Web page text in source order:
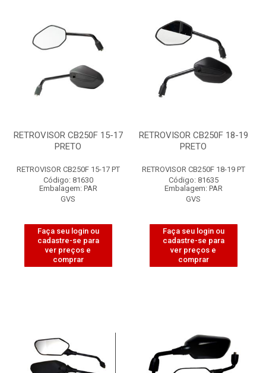
RETROVISOR CB250F 15-17
PRETO
RETROVISOR CB250F 15-17 PT
Código: 81630
Embalagem: PAR
GVS
Faça seu login ou
cadastre-se para
ver preços e
comprar
RETROVISOR CB250F 18-19
PRETO
RETROVISOR CB250F 18-19 PT
Código: 81635
Embalagem: PAR
GVS
Faça seu login ou
cadastre-se para
ver preços e
comprar